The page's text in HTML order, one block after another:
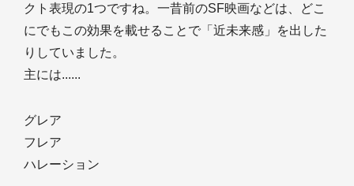
クト表現の1つですね。一昔前のSF映画などは、どこ
にでもこの効果を載せることで「近未来感」を出した
りしていました。
主には......
グレア
フレア
ハレーション